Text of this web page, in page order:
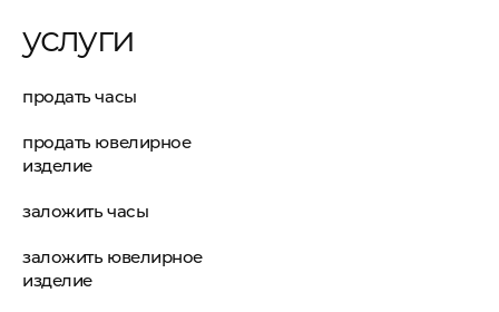
услуги
продать часы
продать ювелирное
изделие
заложить часы
заложить ювелирное
изделие